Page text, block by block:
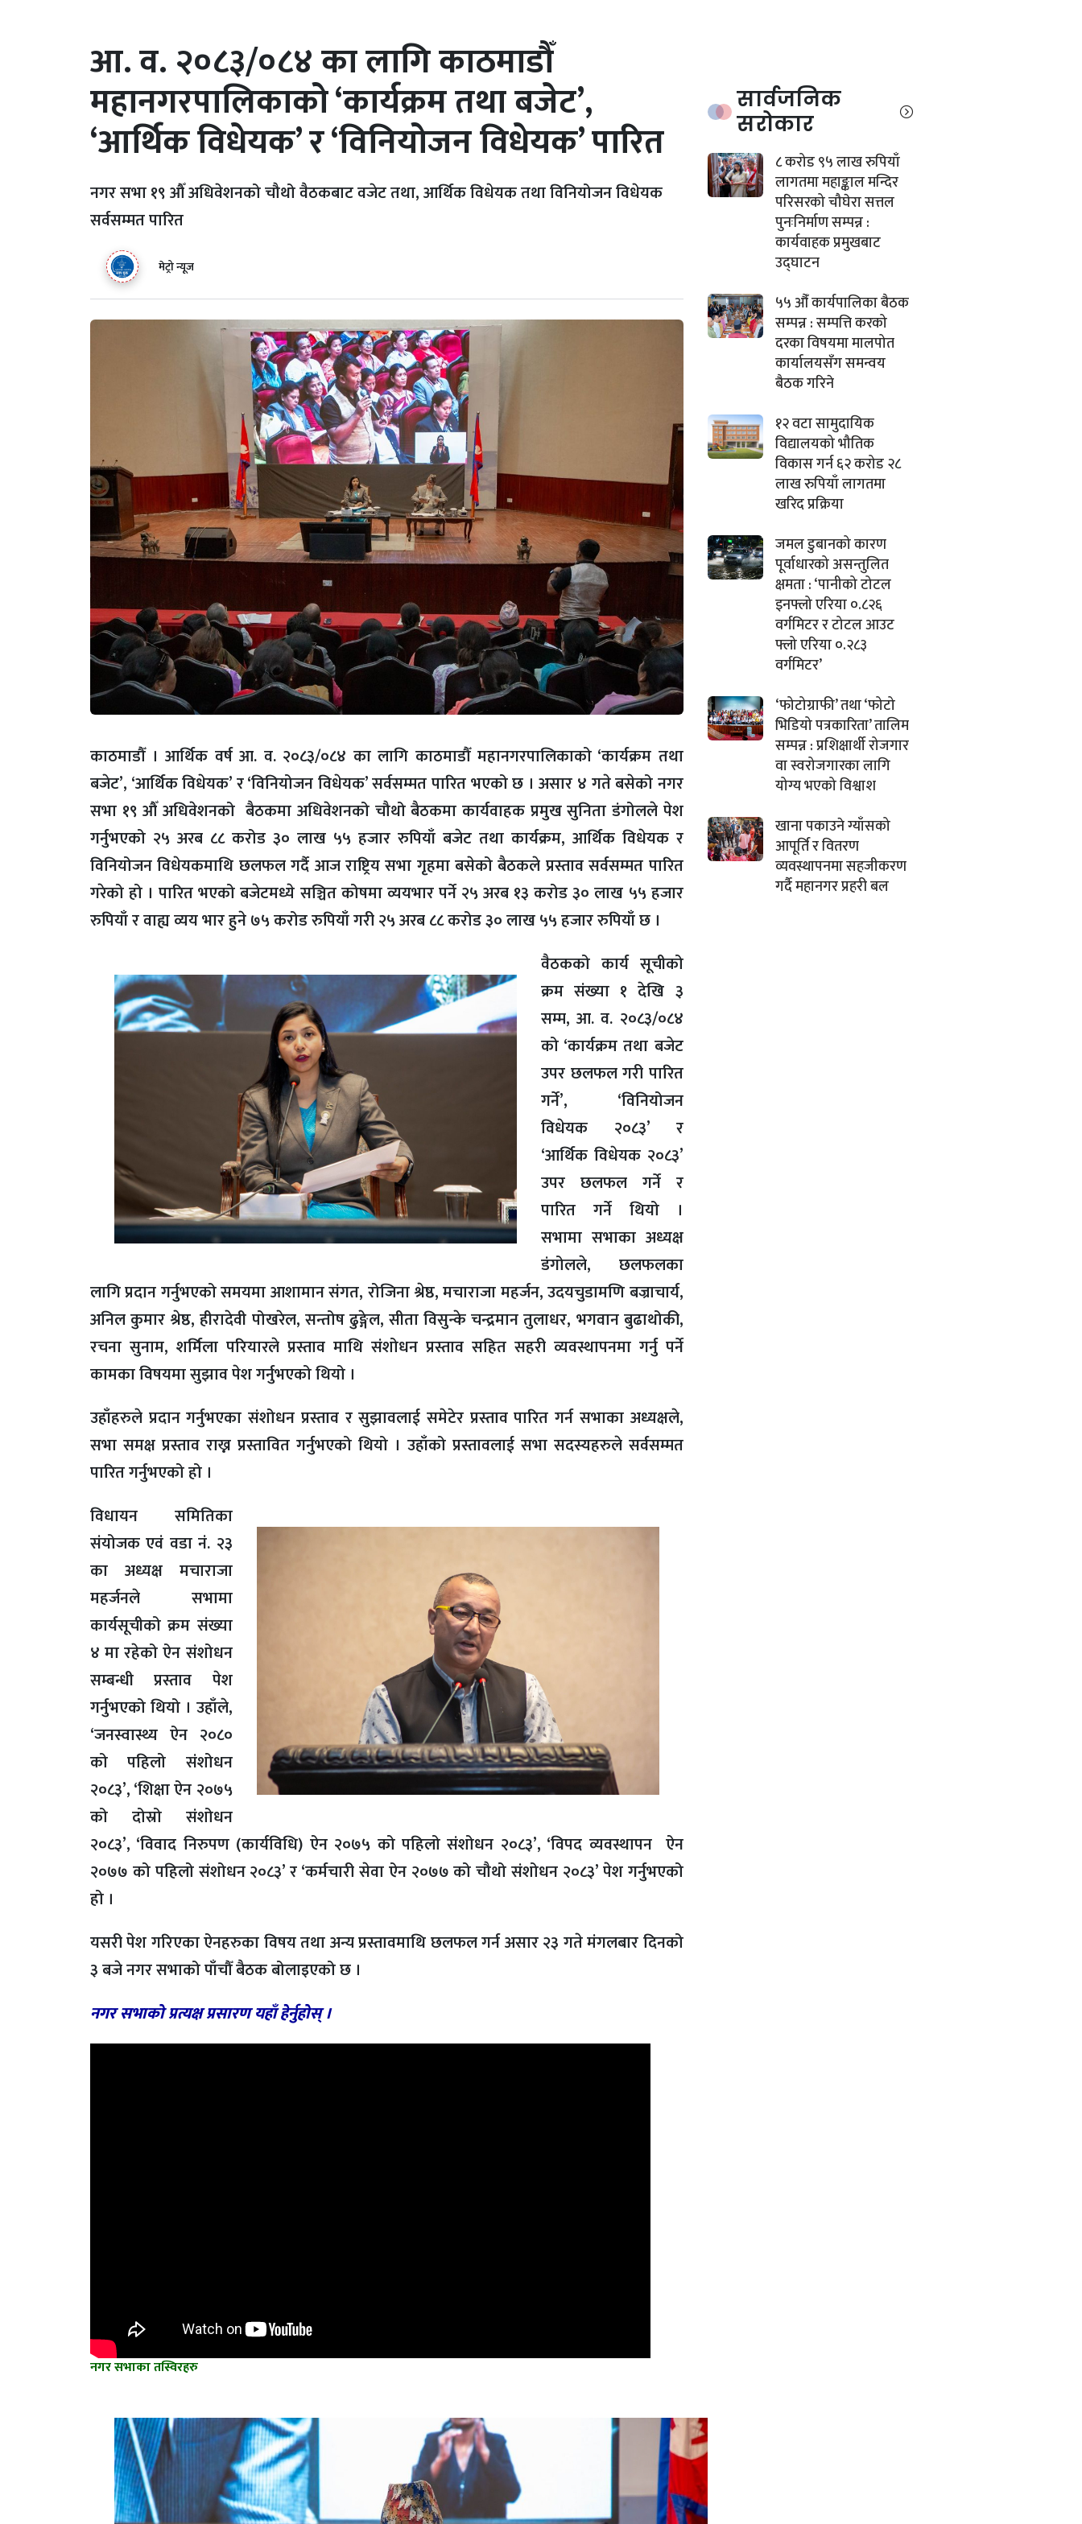
आ. व. २०८३/०८४ का लागि काठमाडौँ
महानगरपालिकाको ‘कार्यक्रम तथा बजेट’,
‘आर्थिक विधेयक’ र ‘विनियोजन विधेयक’ पारित
नगर सभा १९ औँ अधिवेशनको चौथो वैठकबाट वजेट तथा, आर्थिक विधेयक तथा विनियोजन विधेयक
सर्वसम्मत पारित
मेट्रो न्यूज
काठमाडौँ । आर्थिक वर्ष आ. व. २०८३/०८४ का लागि काठमाडौँ महानगरपालिकाको ‘कार्यक्रम तथा
बजेट’, ‘आर्थिक विधेयक’ र ‘विनियोजन विधेयक’ सर्वसम्मत पारित भएको छ । असार ४ गते बसेको नगर
सभा १९ औँ अधिवेशनको बैठकमा अधिवेशनको चौथो बैठकमा कार्यवाहक प्रमुख सुनिता डंगोलले पेश
गर्नुभएको २५ अरब ८८ करोड ३० लाख ५५ हजार रुपियाँ बजेट तथा कार्यक्रम, आर्थिक विधेयक र
विनियोजन विधेयकमाथि छलफल गर्दै आज राष्ट्रिय सभा गृहमा बसेको बैठकले प्रस्ताव सर्वसम्मत पारित
गरेको हो । पारित भएको बजेटमध्ये सञ्चित कोषमा व्ययभार पर्ने २५ अरब १३ करोड ३० लाख ५५ हजार
रुपियाँ र वाह्य व्यय भार हुने ७५ करोड रुपियाँ गरी २५ अरब ८८ करोड ३० लाख ५५ हजार रुपियाँ छ ।
वैठकको कार्य सूचीको
क्रम संख्या १ देखि ३
सम्म, आ. व. २०८३/०८४
को ‘कार्यक्रम तथा बजेट
उपर छलफल गरी पारित
गर्ने’, ‘विनियोजन
विधेयक २०८३’ र
‘आर्थिक विधेयक २०८३’
उपर छलफल गर्ने र
पारित गर्ने थियो ।
सभामा सभाका अध्यक्ष
डंगोलले, छलफलका
लागि प्रदान गर्नुभएको समयमा आशामान संगत, रोजिना श्रेष्ठ, मचाराजा महर्जन, उदयचुडामणि बज्राचार्य,
अनिल कुमार श्रेष्ठ, हीरादेवी पोखरेल, सन्तोष ढुङ्गेल, सीता विसुन्के चन्द्रमान तुलाधर, भगवान बुढाथोकी,
रचना सुनाम, शर्मिला परियारले प्रस्ताव माथि संशोधन प्रस्ताव सहित सहरी व्यवस्थापनमा गर्नु पर्ने
कामका विषयमा सुझाव पेश गर्नुभएको थियो ।
उहाँहरुले प्रदान गर्नुभएका संशोधन प्रस्ताव र सुझावलाई समेटेर प्रस्ताव पारित गर्न सभाका अध्यक्षले,
सभा समक्ष प्रस्ताव राख्न प्रस्तावित गर्नुभएको थियो । उहाँको प्रस्तावलाई सभा सदस्यहरुले सर्वसम्मत
पारित गर्नुभएको हो ।
विधायन समितिका
संयोजक एवं वडा नं. २३
का अध्यक्ष मचाराजा
महर्जनले सभामा
कार्यसूचीको क्रम संख्या
४ मा रहेको ऐन संशोधन
सम्बन्धी प्रस्ताव पेश
गर्नुभएको थियो । उहाँले,
‘जनस्वास्थ्य ऐन २०८०
को पहिलो संशोधन
२०८३’, ‘शिक्षा ऐन २०७५
को दोस्रो संशोधन
२०८३’, ‘विवाद निरुपण (कार्यविधि) ऐन २०७५ को पहिलो संशोधन २०८३’, ‘विपद व्यवस्थापन ऐन
२०७७ को पहिलो संशोधन २०८३’ र ‘कर्मचारी सेवा ऐन २०७७ को चौथो संशोधन २०८३’ पेश गर्नुभएको
हो ।
यसरी पेश गरिएका ऐनहरुका विषय तथा अन्य प्रस्तावमाथि छलफल गर्न असार २३ गते मंगलबार दिनको
३ बजे नगर सभाको पाँचौँ बैठक बोलाइएको छ ।
नगर सभाको प्रत्यक्ष प्रसारण यहाँ हेर्नुहोस् ।
नगर सभाका तस्विरहरु
सार्वजनिक
सरोकार
८ करोड ९५ लाख रुपियाँ
लागतमा महाङ्काल मन्दिर
परिसरको चौघेरा सत्तल
पुनःनिर्माण सम्पन्न :
कार्यवाहक प्रमुखबाट
उद्घाटन
५५ औँ कार्यपालिका बैठक
सम्पन्न : सम्पत्ति करको
दरका विषयमा मालपोत
कार्यालयसँग समन्वय
बैठक गरिने
१२ वटा सामुदायिक
विद्यालयको भौतिक
विकास गर्न ६२ करोड २८
लाख रुपियाँ लागतमा
खरिद प्रक्रिया
जमल डुबानको कारण
पूर्वाधारको असन्तुलित
क्षमता : ‘पानीको टोटल
इनफ्लो एरिया ०.८२६
वर्गमिटर र टोटल आउट
फ्लो एरिया ०.२८३
वर्गमिटर’
‘फोटोग्राफी’ तथा ‘फोटो
भिडियो पत्रकारिता’ तालिम
सम्पन्न : प्रशिक्षार्थी रोजगार
वा स्वरोजगारका लागि
योग्य भएको विश्वाश
खाना पकाउने ग्याँसको
आपूर्ति र वितरण
व्यवस्थापनमा सहजीकरण
गर्दै महानगर प्रहरी बल